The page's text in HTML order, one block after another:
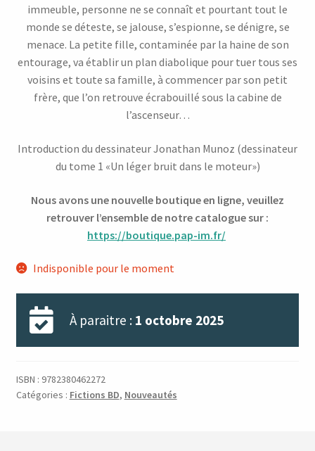
immeuble, personne ne se connaît et pourtant tout le
monde se déteste, se jalouse, s’espionne, se dénigre, se
menace. La petite fille, contaminée par la haine de son
entourage, va établir un plan diabolique pour tuer tous ses
voisins et toute sa famille, à commencer par son petit
frère, que l’on retrouve écrabouillé sous la cabine de
l’ascenseur…
Introduction du dessinateur Jonathan Munoz (dessinateur
du tome 1 «Un léger bruit dans le moteur»)
Nous avons une nouvelle boutique en ligne, veuillez
retrouver l’ensemble de notre catalogue sur :
https://boutique.pap-im.fr/
Indisponible pour le moment
À paraitre : 1 octobre 2025
ISBN : 9782380462272
Catégories : Fictions BD, Nouveautés